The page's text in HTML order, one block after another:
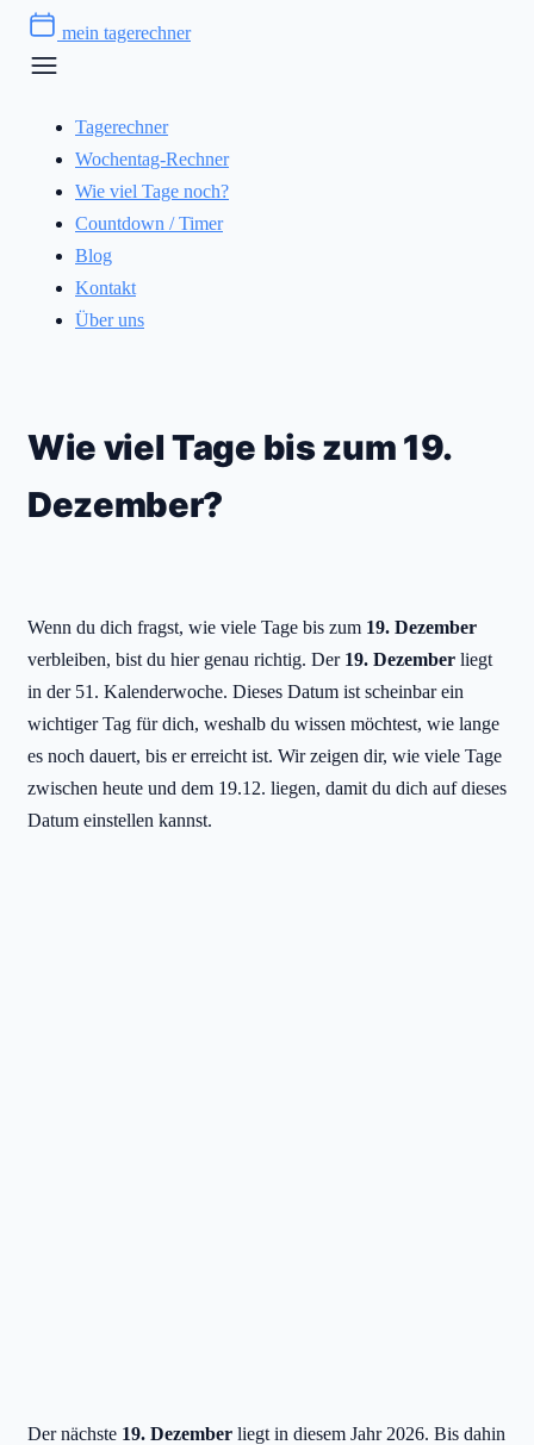
Zum
Inhalt
mein tagerechner
Tagerechner
Wochentag-Rechner
Wie viel Tage noch?
Countdown / Timer
Blog
Kontakt
Über uns
Wie viel Tage bis zum 19.
Dezember?
Wenn du dich fragst, wie viele Tage bis zum 19. Dezember
verbleiben, bist du hier genau richtig. Der 19. Dezember liegt
in der 51. Kalenderwoche. Dieses Datum ist scheinbar ein
wichtiger Tag für dich, weshalb du wissen möchtest, wie lange
es noch dauert, bis er erreicht ist. Wir zeigen dir, wie viele Tage
zwischen heute und dem 19.12. liegen, damit du dich auf dieses
Datum einstellen kannst.
Der nächste 19. Dezember liegt in diesem Jahr 2026. Bis dahin